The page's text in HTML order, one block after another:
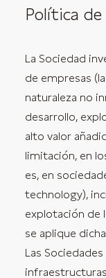
Política
La Sociedad
de empresas
naturaleza no
desarrollo,
alto valor
limitación, en
es, en
technology),
explotación de
se aplique
Las